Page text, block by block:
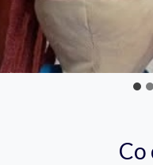
Co